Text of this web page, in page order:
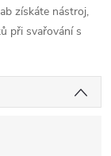
získáte nástroj,
při svařování s